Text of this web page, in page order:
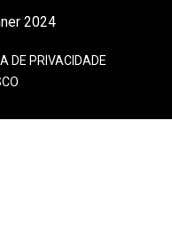
2024
DE PRIVACIDADE